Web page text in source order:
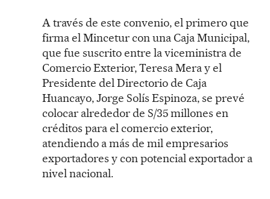
A través de este convenio, el primero que
firma el Mincetur con una Caja Municipal,
que fue suscrito entre la viceministra de
Comercio Exterior, Teresa Mera y el
Presidente del Directorio de Caja
Huancayo, Jorge Solís Espinoza, se prevé
colocar alrededor de S/35 millones en
créditos para el comercio exterior,
atendiendo a más de mil empresarios
exportadores y con potencial exportador a
nivel nacional.